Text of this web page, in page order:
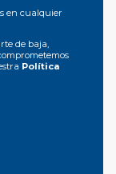
en cualquier
de baja,
Política